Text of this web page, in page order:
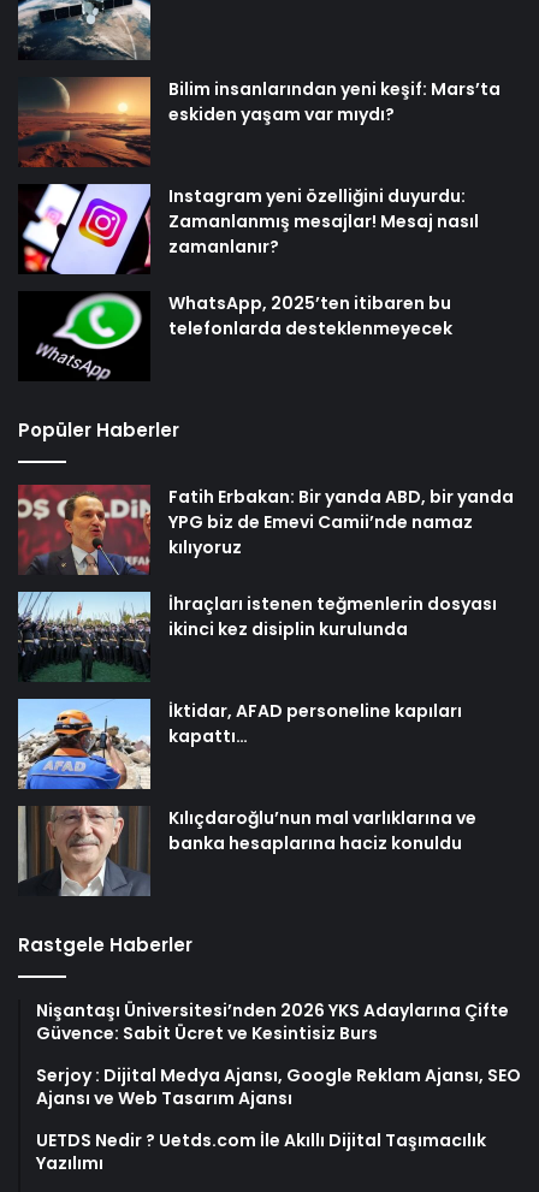
Bilim insanlarından yeni keşif: Mars’ta
eskiden yaşam var mıydı?
Instagram yeni özelliğini duyurdu:
Zamanlanmış mesajlar! Mesaj nasıl
zamanlanır?
WhatsApp, 2025’ten itibaren bu
telefonlarda desteklenmeyecek
Popüler Haberler
Fatih Erbakan: Bir yanda ABD, bir yanda
YPG biz de Emevi Camii’nde namaz
kılıyoruz
İhraçları istenen teğmenlerin dosyası
ikinci kez disiplin kurulunda
İktidar, AFAD personeline kapıları
kapattı…
Kılıçdaroğlu’nun mal varlıklarına ve
banka hesaplarına haciz konuldu
Rastgele Haberler
Nişantaşı Üniversitesi’nden 2026 YKS Adaylarına Çifte
Güvence: Sabit Ücret ve Kesintisiz Burs
Serjoy : Dijital Medya Ajansı, Google Reklam Ajansı, SEO
Ajansı ve Web Tasarım Ajansı
UETDS Nedir ? Uetds.com İle Akıllı Dijital Taşımacılık
Yazılımı